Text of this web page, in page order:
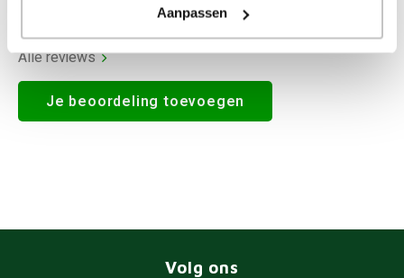
Aanpassen
Alle reviews
Je beoordeling toevoegen
Volg ons